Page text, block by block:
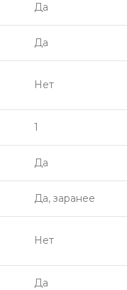
Да
Да
Нет
1
Да
Да, заранее
Нет
Да